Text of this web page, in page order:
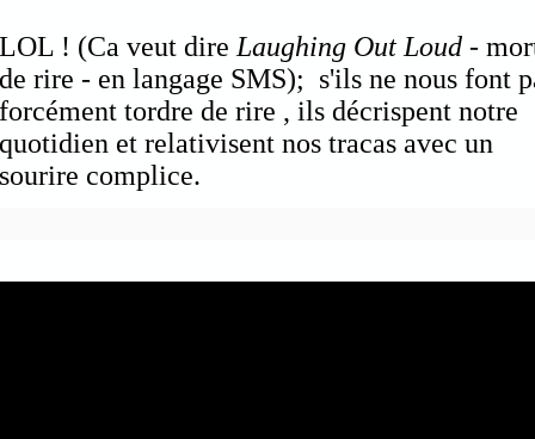
LOL ! (Ca veut dire Laughing Out Loud -
de rire - en langage SMS); s'ils ne nous font
forcément tordre de rire , ilsdécrispent notre
quotidien et relativisent nos tracas avec un
sourire complice.